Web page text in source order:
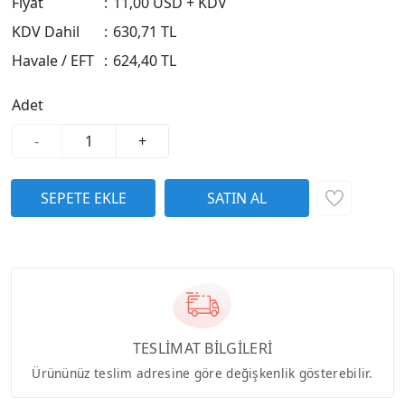
KDV Dahil
: 630,71 TL
Havale / EFT : 624,40 TL
Adet
-
+
TESLİMAT BİLGİLERİ
Ürününüz teslim adresine göre değişkenlik gösterebilir.